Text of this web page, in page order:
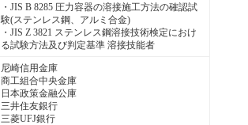
・JIS B 8285 圧力容器の溶接施工方法の確認試
験(ステンレス鋼、アルミ合金)
・JIS Z 3821 ステンレス鋼溶接技術検定におけ
る試験方法及び判定基準 溶接技能者
尼崎信用金庫
商工組合中央金庫
日本政策金融公庫
三井住友銀行
三菱UFJ銀行